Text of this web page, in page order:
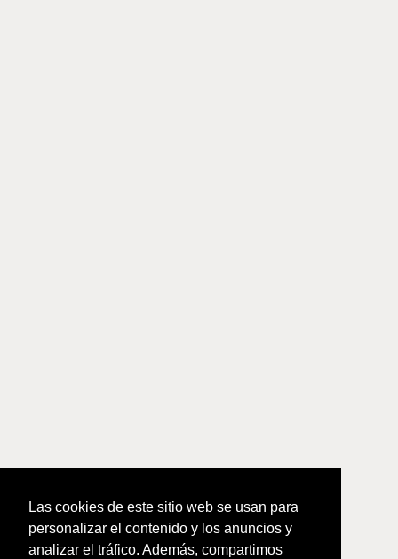
Las cookies de este sitio web se usan para
personalizar el contenido y los anuncios y
analizar el tráfico. Además, compartimos